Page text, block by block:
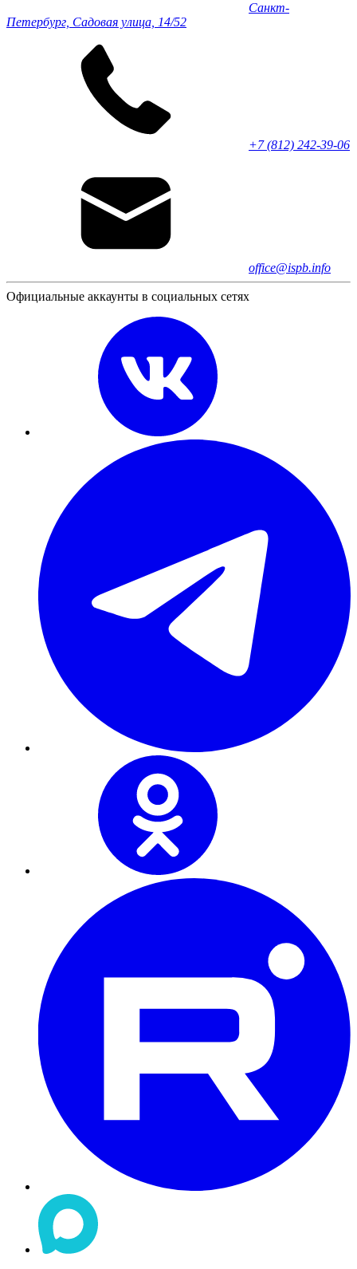
Санкт-
Петербург, Садовая улица, 14/52
+7 (812) 242-39-06
office@ispb.info
Официальные аккаунты в социальных сетях